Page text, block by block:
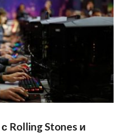
Rolling Stones и